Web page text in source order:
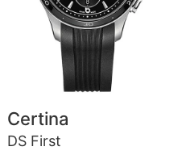
Certina
DS First